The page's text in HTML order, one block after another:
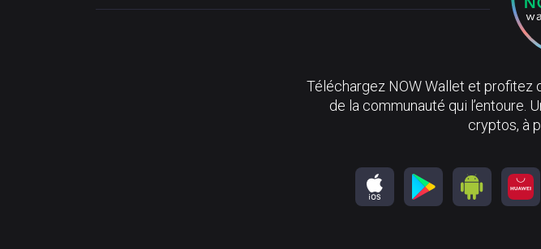
Téléchargez NOW Wallet et
de la communauté qui l’entoure.
cryptos, à